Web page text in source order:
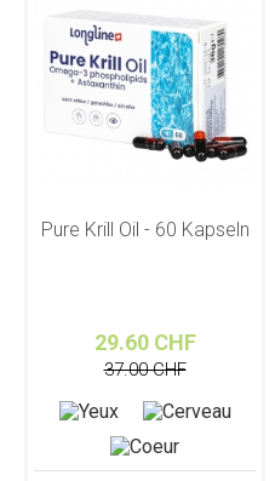
Pure Krill Oil - 60 Kapseln
29.60 CHF
37.00 CHF